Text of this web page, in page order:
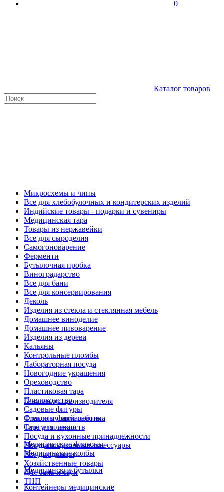
0
Каталог товаров
Микросхемы и чипы
Все для хлебобулочных и кондитерских изделий
Индийские товары - подарки и сувениры
Медицинская тара
Товары из нержавейки
Все для сыроделия
Самогоноварение
Ферменти
Бутылочная пробка
Виноградарство
Все для бани
Все для консервирования
Деколь
Изделия из стекла и стеклянная мебель
Домашнее виноделие
Домашнее пивоварение
Изделия из дерева
Кальяны
Контрольные пломбы
Лабораторная посуда
Новогодние украшения
Ореховодство
Пластиковая тара
Пчеловодство
Садовые фигуры
Стекло ручной работы
Сургуч и декор
Посуда и кухонные принадлежности
Посуда и кухонные аксессуары
Все для декора
Хозяйственные товары
Для бань и саун
ТНП
Бакалея от производителя
Флаконы фармацевтика
Тара для лекарств
Медицинские флаконы
Медицинские колбы
Медицинские бутылки
Контейнеры медицинские